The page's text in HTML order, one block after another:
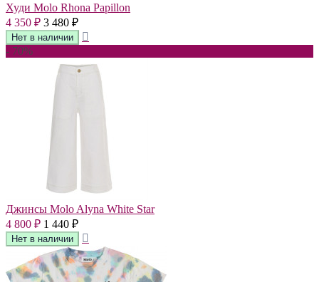
Худи Molo Rhona Papillon
4 350 ₽ 3 480 ₽
- 70%
Джинсы Molo Alyna White Star
4 800 ₽ 1 440 ₽